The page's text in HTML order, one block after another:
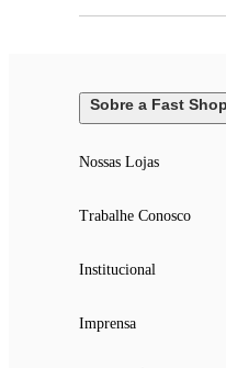
Sobre a Fast Shop
Nossas Lojas
Trabalhe Conosco
Institucional
Imprensa